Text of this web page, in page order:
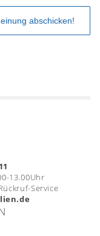
13.00Uhr
Service